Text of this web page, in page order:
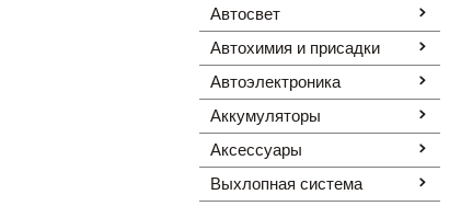
Автосвет
Автохимия и присадки
Автоэлектроника
Аккумуляторы
Аксессуары
Выхлопная система